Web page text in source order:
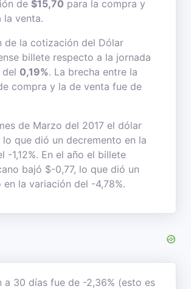
de $15,70 para la compra y
la venta.
de la cotización del Dólar
billete respecto a la jornada
0,19%. La brecha entre la
compra y la de venta fue de
de Marzo del 2017 el dólar
lo que dió un decremento en la
-1,12%. En el año el billete
bajó $-0,77, lo que dió un
en la variación del -4,78%.
a 30 días fue de -2,36% (esto es